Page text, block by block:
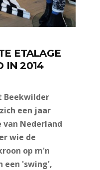
ETALAGE
IN 2014
Beekwilder
een jaar
van Nederland
wie de
op m'n
een 'swing',